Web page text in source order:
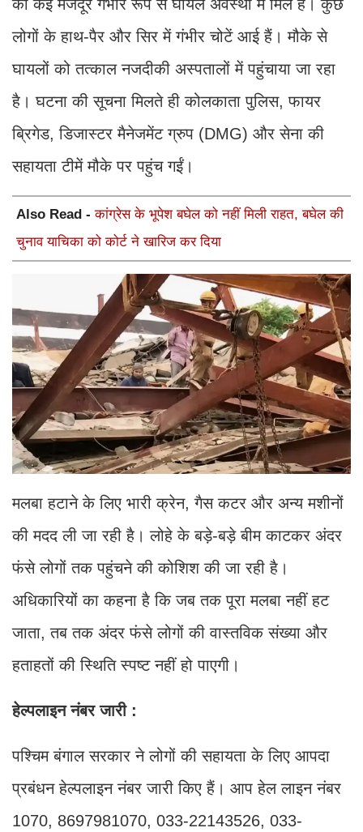
को कई मजदूर गंभीर रूप से घायल अवस्था में मिले हैं। कुछ
लोगों के हाथ-पैर और सिर में गंभीर चोटें आई हैं। मौके से
घायलों को तत्काल नजदीकी अस्पतालों में पहुंचाया जा रहा
है। घटना की सूचना मिलते ही कोलकाता पुलिस, फायर
ब्रिगेड, डिजास्टर मैनेजमेंट ग्रुप (DMG) और सेना की
सहायता टीमें मौके पर पहुंच गईं।
Also Read -कांग्रेस के भूपेश बघेल को नहीं मिली राहत, बघेल की
चुनाव याचिका को कोर्ट ने खारिज कर दिया
मलबा हटाने के लिए भारी क्रेन, गैस कटर और अन्य मशीनों
की मदद ली जा रही है। लोहे के बड़े-बड़े बीम काटकर अंदर
फंसे लोगों तक पहुंचने की कोशिश की जा रही है।
अधिकारियों का कहना है कि जब तक पूरा मलबा नहीं हट
जाता, तब तक अंदर फंसे लोगों की वास्तविक संख्या और
हताहतों की स्थिति स्पष्ट नहीं हो पाएगी।
हेल्पलाइन नंबर जारी :
पश्चिम बंगाल सरकार ने लोगों की सहायता के लिए आपदा
प्रबंधन हेल्पलाइन नंबर जारी किए हैं। आप हेल लाइन नंबर
1070, 8697981070, 033-22143526, 033-